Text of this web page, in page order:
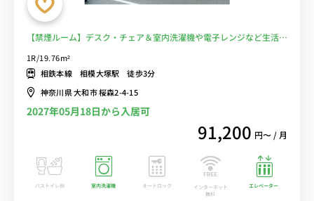
【禁煙ルーム】デスク・チェア＆室内洗濯機や電子レンジなど生活家
や」あります■選べるWi-Fi格安レンタル中！
1R/19.76m²
相鉄本線 相模大塚駅 徒歩3分
神奈川県 大和市 桜森2-4-15
2027年05月18日から入居可
91,200 円〜 / 月
バストイレ別 室内洗濯機 オートロック
インターネット
無料
エレベーター